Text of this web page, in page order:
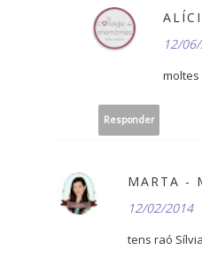
12/
moltes
Responder
MARTA -
12/02/2014
tens raó